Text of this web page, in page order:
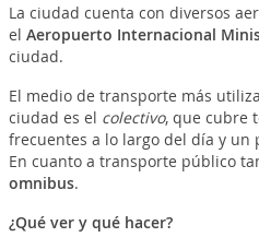
La ciudad cuenta con diversos
el Aeropuerto Internacional
ciudad.
El medio de transporte más
ciudad es el colectivo, que cubre
frecuentes a lo largo del día y un
En cuanto a transporte público
omnibus.
¿Qué ver y qué hacer?